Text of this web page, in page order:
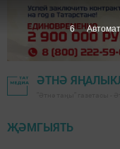
ӘТНӘ
ҖӘМГЫЯТЬ
5